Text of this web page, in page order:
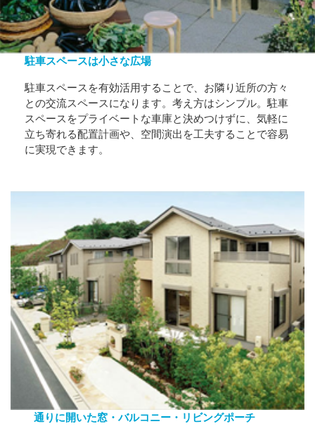
駐車スペースは小さな広場
駐車スペースを有効活用することで、お隣り近所の方々
との交流スペースになります。考え方はシンプル。駐車
スペースをプライベートな車庫と決めつけずに、気軽に
立ち寄れる配置計画や、空間演出を工夫することで容易
に実現できます。
通りに開いた窓・バルコニー・リビングポーチ